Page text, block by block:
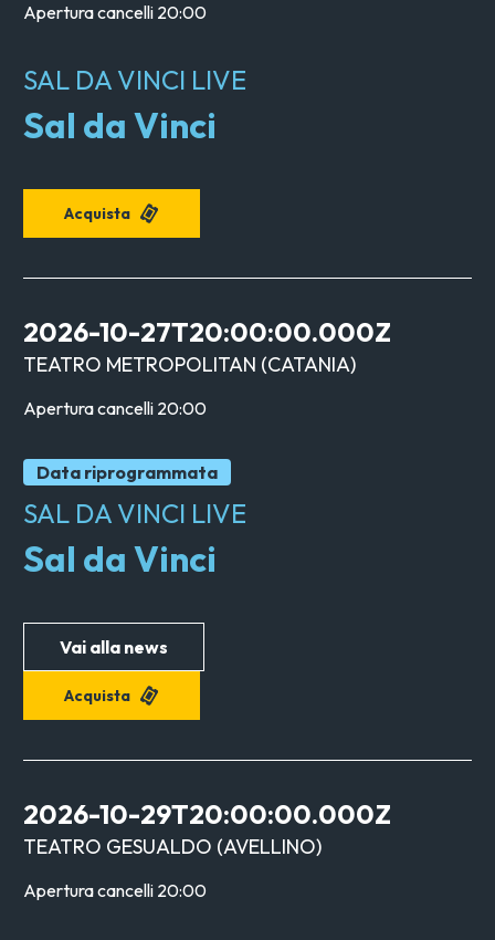
Apertura cancelli 20:00
SAL DA VINCI LIVE
Sal da Vinci
Acquista
2026-10-27T20:00:00.000Z
TEATRO METROPOLITAN (CATANIA)
Apertura cancelli 20:00
Data riprogrammata
SAL DA VINCI LIVE
Sal da Vinci
Vai alla news
Acquista
2026-10-29T20:00:00.000Z
TEATRO GESUALDO (AVELLINO)
Apertura cancelli 20:00